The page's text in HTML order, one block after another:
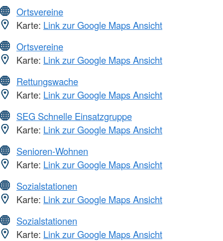
Ortsvereine
Karte: Link zur Google Maps Ansicht
Ortsvereine
Karte: Link zur Google Maps Ansicht
Rettungswache
Karte: Link zur Google Maps Ansicht
SEG Schnelle Einsatzgruppe
Karte: Link zur Google Maps Ansicht
Senioren-Wohnen
Karte: Link zur Google Maps Ansicht
Sozialstationen
Karte: Link zur Google Maps Ansicht
Sozialstationen
Karte: Link zur Google Maps Ansicht